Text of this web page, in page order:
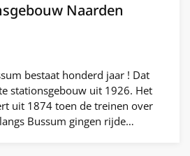
Naarden
bestaat honderd jaar ! Dat
stationsgebouw uit 1926. Het
uit 1874 toen de treinen over
Bussum gingen rijde…